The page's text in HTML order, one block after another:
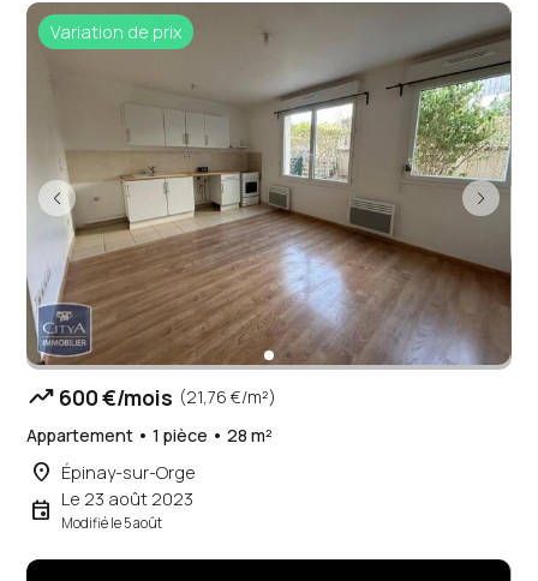
Variation de prix
trending_up 600 €/mois (21,76 €/m²)
Appartement • 1 pièce • 28 m²
place Épinay-sur-Orge
event Le 23 août 2023
Modifié le 5 août